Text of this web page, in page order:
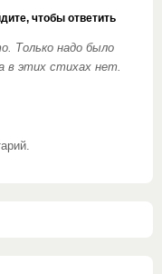
чтобы ответить
Только надо было
в этих стихах нет.